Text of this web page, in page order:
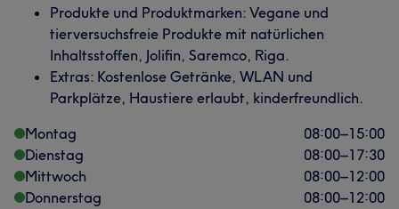
Produkte und Produktmarken: Vegane und
tierversuchsfreie Produkte mit natürlichen
Inhaltsstoffen, Jolifin, Saremco, Riga.
Extras: Kostenlose Getränke, WLAN und
Parkplätze, Haustiere erlaubt, kinderfreundlich.
Montag
08:00–15:00
Dienstag
08:00–17:30
Mittwoch
08:00–12:00
Donnerstag
08:00–12:00